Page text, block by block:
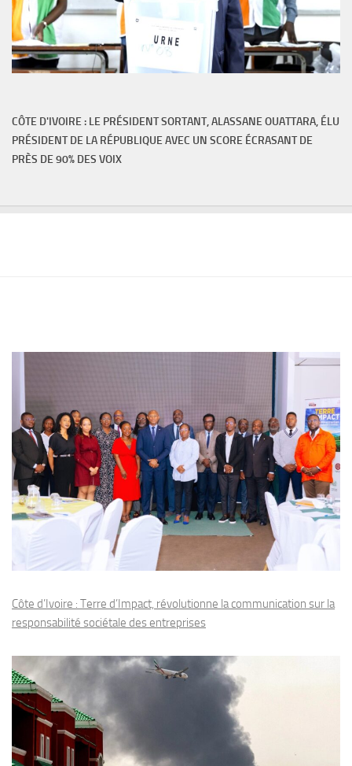
CÔTE D'IVOIRE : LE PRÉSIDENT SORTANT, ALASSANE OUATTARA, ÉLU
PRÉSIDENT DE LA RÉPUBLIQUE AVEC UN SCORE ÉCRASANT DE
PRÈS DE 90% DES VOIX
Côte d’Ivoire : Terre d’Impact, révolutionne la communication sur la
responsabilité sociétale des entreprises